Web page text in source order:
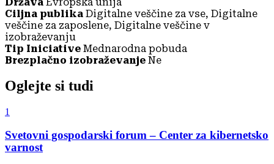
Ciljna publika Digitalne veščine za vse, Digitalne
veščine za zaposlene, Digitalne veščine v
izobraževanju
Tip Iniciative Mednarodna pobuda
Brezplačno izobraževanje Ne
Oglejte si tudi
1
Svetovni gospodarski forum – Center za kibernetsko
varnost